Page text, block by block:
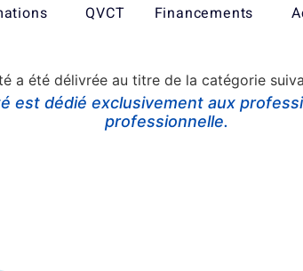
QVCT Financements
a été délivrée au titre de la catégorie
est dédié exclusivement aux
professionnelle.